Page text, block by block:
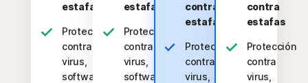
estafas
Protección
contra
virus,
software
estafas
Protección
contra
virus,
software
contra
estafas
Protección
contra
virus,
contra
estafas
Protección
contra
virus,